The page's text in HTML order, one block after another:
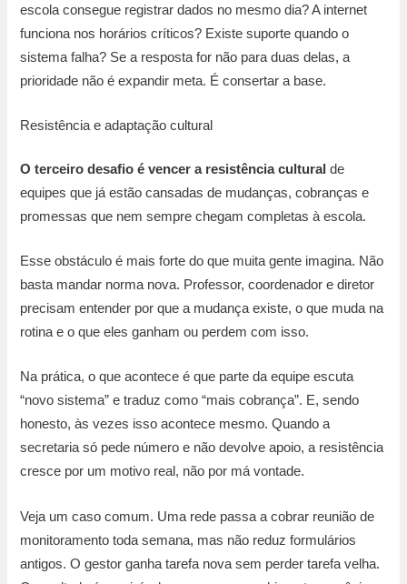
escola consegue registrar dados no mesmo dia? A internet
funciona nos horários críticos? Existe suporte quando o
sistema falha? Se a resposta for não para duas delas, a
prioridade não é expandir meta. É consertar a base.
Resistência e adaptação cultural
O terceiro desafio é vencer a resistência cultural de
equipes que já estão cansadas de mudanças, cobranças e
promessas que nem sempre chegam completas à escola.
Esse obstáculo é mais forte do que muita gente imagina. Não
basta mandar norma nova. Professor, coordenador e diretor
precisam entender por que a mudança existe, o que muda na
rotina e o que eles ganham ou perdem com isso.
Na prática, o que acontece é que parte da equipe escuta
“novo sistema” e traduz como “mais cobrança”. E, sendo
honesto, às vezes isso acontece mesmo. Quando a
secretaria só pede número e não devolve apoio, a resistência
cresce por um motivo real, não por má vontade.
Veja um caso comum. Uma rede passa a cobrar reunião de
monitoramento toda semana, mas não reduz formulários
antigos. O gestor ganha tarefa nova sem perder tarefa velha.